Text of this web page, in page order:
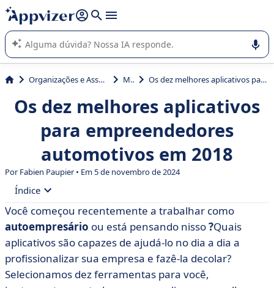
de nossa IA (várias linhas com
A IA do Appvizer o orienta no uso ou na seleção de software
SaaS para sua empresa.
Organizações e Associações MEI Os dez melhores aplicativos para empreendedores automotivos em 2018
Os dez melhores aplicativos
para empreendedores
automotivos em 2018
Por Fabien Paupier • Em 5 de novembro de 2024
Índice
• Você é um empreendedor autônomo. Como fazer
com que sua empresa tenha o melhor início possível?
• Dez aplicativos para empreendedores
• Faça seu negócio decolar!
Você começou recentemente a trabalhar como
autoempresário ou está pensando nisso?Quais
aplicativos são capazes de ajudá-lo no dia a dia a
profissionalizar sua empresa e fazê-la decolar?
Selecionamos dez ferramentas para você,